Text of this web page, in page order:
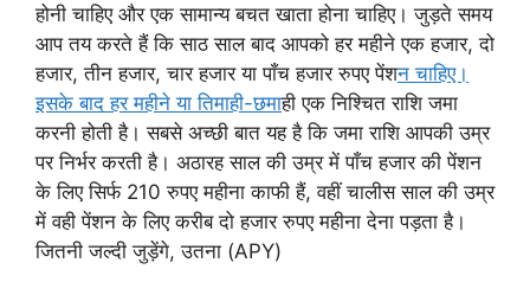
होनी चाहिए और एक सामान्य बचत खाता होना चाहिए। जुड़ते समय
आप तय करते हैं कि साठ साल बाद आपको हर महीने एक हजार, दो
हजार, तीन हजार, चार हजार या पाँच हजार रुपए पेंशन चाहिए।
इसके बाद हर महीने या तिमाही-छमाही एक निश्चित राशि जमा
करनी होती है। सबसे अच्छी बात यह है कि जमा राशि आपकी उम्र
पर निर्भर करती है। अठारह साल की उम्र में पाँच हजार की पेंशन
के लिए सिर्फ 210 रुपए महीना काफी हैं, वहीं चालीस साल की उम्र
में वही पेंशन के लिए करीब दो हजार रुपए महीना देना पड़ता है।
जितनी जल्दी जुड़ेंगे, उतना (APY)